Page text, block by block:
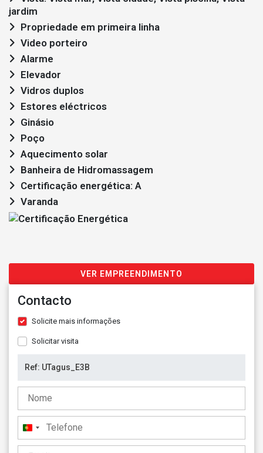
jardim
Propriedade em primeira linha
Video porteiro
Alarme
Elevador
Vidros duplos
Estores eléctricos
Ginásio
Poço
Aquecimento solar
Banheira de Hidromassagem
Certificação energética: A
Varanda
VER EMPREENDIMENTO
Contacto
Solicite mais informações
Solicitar visita
Portugal
+351